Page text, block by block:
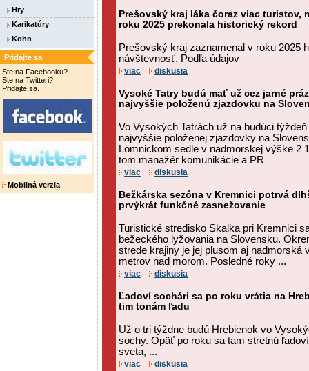
Hry
Karikatúry
Kohn
Pridajte sa
Ste na Facebooku?
Ste na Twitteri?
Pridajte sa.
Mobilná verzia
Prešovský kraj láka čoraz viac
roku 2025 prekonala historický rekord
Prešovský kraj zaznamenal v roku 2025
návštevnosť. Podľa údajov
viac diskusia
Vysoké Tatry budú mať už cez jarné
najvyššie položenú zjazdovku na
Vo Vysokých Tatrách už na budúci
najvyššie položenej zjazdovky na
Lomnickom sedle v nadmorskej výške 2
tom manažér komunikácie a PR
viac diskusia
Bežkárska sezóna v Kremnici potrvá
prvýkrát funkčné zasnežovanie
Turistické stredisko Skalka pri Kremnici
bežeckého lyžovania na Slovensku.
strede krajiny je jej plusom aj nadmorská
metrov nad morom. Posledné roky ...
viac diskusia
Ľadoví sochári sa po roku vrátia na
tim tonám ľadu
Už o tri týždne budú Hrebienok vo
sochy. Opäť po roku sa tam stretnú
sveta, ...
viac diskusia